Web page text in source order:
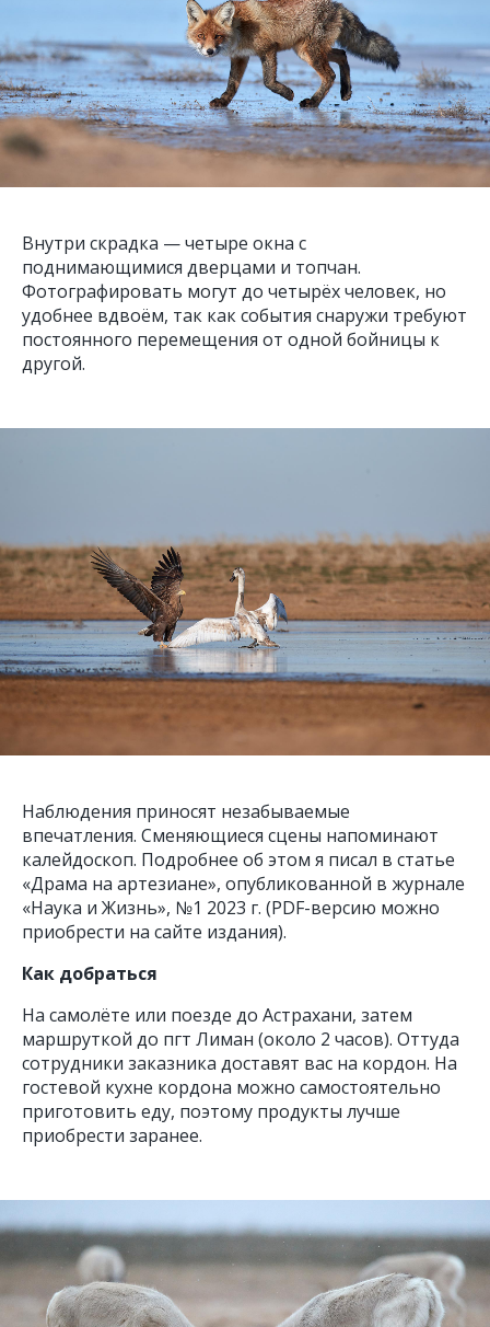
Внутри скрадка — четыре окна с
поднимающимися дверцами и топчан.
Фотографировать могут до четырёх человек, но
удобнее вдвоём, так как события снаружи требуют
постоянного перемещения от одной бойницы к
другой.
Наблюдения приносят незабываемые
впечатления. Сменяющиеся сцены напоминают
калейдоскоп. Подробнее об этом я писал в статье
«Драма на артезиане», опубликованной в журнале
«Наука и Жизнь», №1 2023 г. (PDF-версию можно
приобрести на сайте издания).
Как добраться
На самолёте или поезде до Астрахани, затем
маршруткой до пгт Лиман (около 2 часов). Оттуда
сотрудники заказника доставят вас на кордон. На
гостевой кухне кордона можно самостоятельно
приготовить еду, поэтому продукты лучше
приобрести заранее.